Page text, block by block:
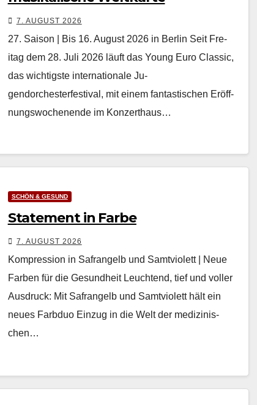
7. AUGUST 2026
27. Saison | Bis 16. August 2026 in Berlin Seit Fre­
itag dem 28. Juli 2026 läuft das Young Euro Clas­sic,
das wichtig­ste inter­na­tionale Ju­
gendorchesterfestival, mit einem fan­tastis­chen Eröff­
nungswoch­enende im Konz­erthaus…
SCHÖN & GESUND
Statement in Farbe
7. AUGUST 2026
Kompression in Safrangelb und Samtviolett | Neue
Farben für die Gesundheit Leuch­t­end, tief und voller
Aus­druck: Mit Safrangelb und Samtvi­o­lett hält ein
neues Farb­duo Einzug in die Welt der medi­zinis­
chen…